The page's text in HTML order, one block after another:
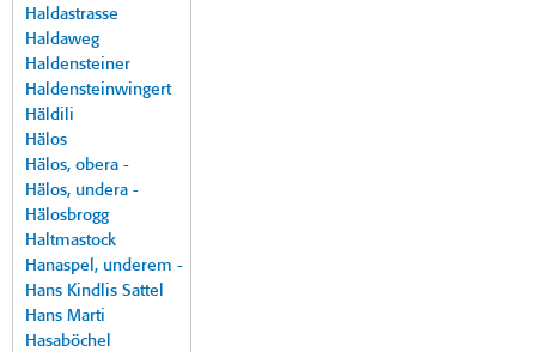
Haldastrasse
Haldaweg
Haldensteiner
Haldensteinwingert
Häldili
Hälos
Hälos, obera -
Hälos, undera -
Hälosbrogg
Haltmastock
Hanaspel, underem -
Hans Kindlis Sattel
Hans Marti
Hasaböchel